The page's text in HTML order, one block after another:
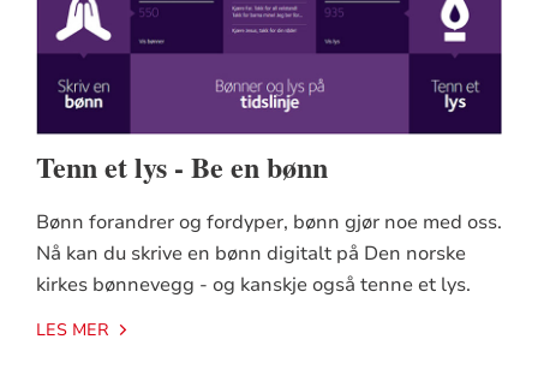
Tenn et lys - Be en bønn
Bønn forandrer og fordyper, bønn gjør noe med oss.
Nå kan du skrive en bønn digitalt på Den norske
kirkes bønnevegg - og kanskje også tenne et lys.
LES MER